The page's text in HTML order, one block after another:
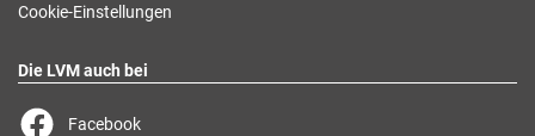
Cookie-Einstellungen
Die LVM auch bei
Facebook